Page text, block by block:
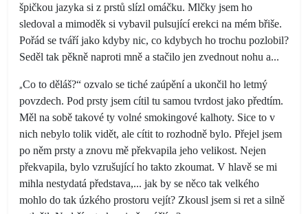
špičkou jazyka si z prstů slízl omáčku. Mlčky jsem ho
sledoval a mimoděk si vybavil pulsující erekci na mém břiše.
Pořád se tváří jako kdyby nic, co kdybych ho trochu pozlobil?
Seděl tak pěkně naproti mně a stačilo jen zvednout nohu a...
„Co to děláš?“ ozvalo se tiché zaúpění a ukončil ho letmý
povzdech. Pod prsty jsem cítil tu samou tvrdost jako předtím.
Měl na sobě takové ty volné smokingové kalhoty. Sice to v
nich nebylo tolik vidět, ale cítit to rozhodně bylo. Přejel jsem
po něm prsty a znovu mě překvapila jeho velikost. Nejen
překvapila, bylo vzrušující ho takto zkoumat. V hlavě se mi
mihla nestydatá představa,... jak by se něco tak velkého
mohlo do tak úzkého prostoru vejít? Zkousl jsem si ret a silně